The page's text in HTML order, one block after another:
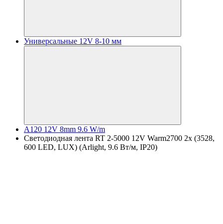
Универсальные 12V 8-10 мм
A120 12V 8mm 9.6 W/m
Светодиодная лента RT 2-5000 12V Warm2700 2x (3528,
600 LED, LUX) (Arlight, 9.6 Вт/м, IP20)